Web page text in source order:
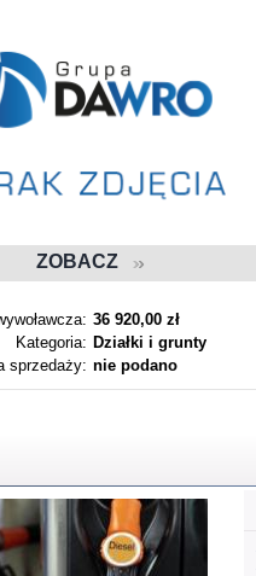
ZOBACZ
36 920,00 zł
Kategoria: Działki i grunty
sprzedaży: nie podano